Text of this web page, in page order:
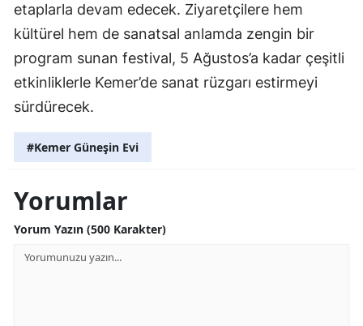
etaplarla devam edecek. Ziyaretçilere hem
kültürel hem de sanatsal anlamda zengin bir
program sunan festival, 5 Ağustos’a kadar çeşitli
etkinliklerle Kemer’de sanat rüzgarı estirmeyi
sürdürecek.
#Kemer Güneşin Evi
Yorumlar
Yorum Yazın (500 Karakter)